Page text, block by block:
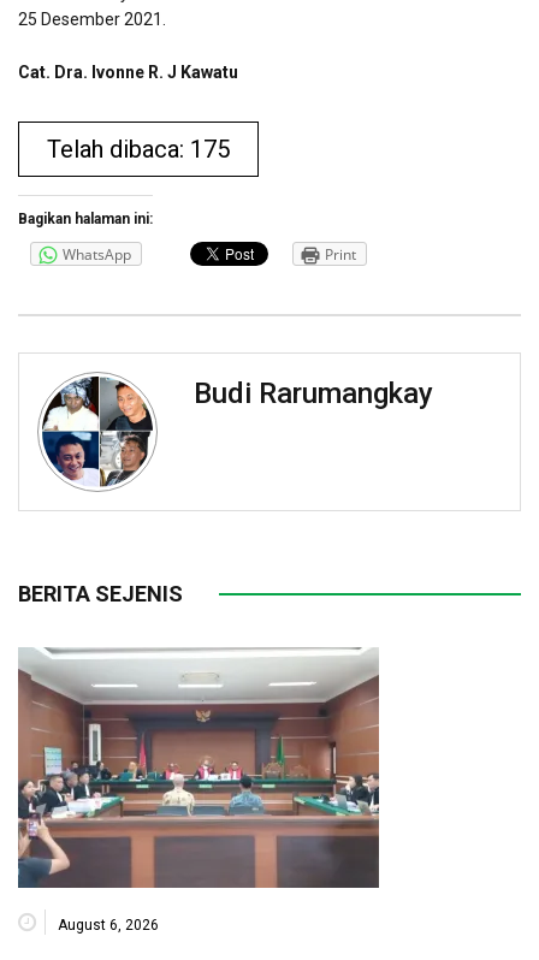
25 Desember 2021.
Cat. Dra. Ivonne R. J Kawatu
Telah dibaca: 175
Bagikan halaman ini:
WhatsApp Print
Budi Rarumangkay
BERITA SEJENIS
August 6, 2026